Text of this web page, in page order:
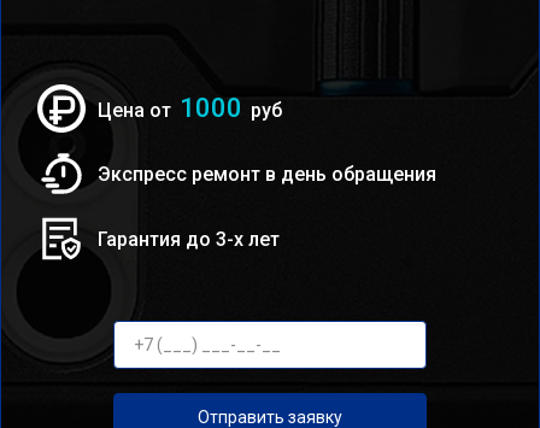
Цена от 1000 руб
Экспресс ремонт в день обращения
Гарантия до 3-х лет
Отправить заявку